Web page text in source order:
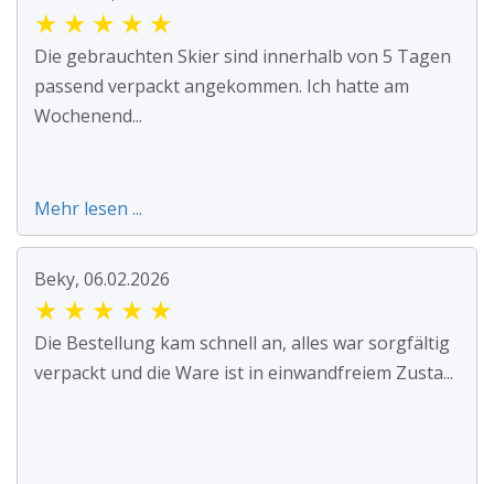
★ ★ ★ ★ ★
Die gebrauchten Skier sind innerhalb von 5 Tagen
passend verpackt angekommen. Ich hatte am
Wochenend...
Mehr lesen ...
Beky, 06.02.2026
★ ★ ★ ★ ★
Die Bestellung kam schnell an, alles war sorgfältig
verpackt und die Ware ist in einwandfreiem Zusta...